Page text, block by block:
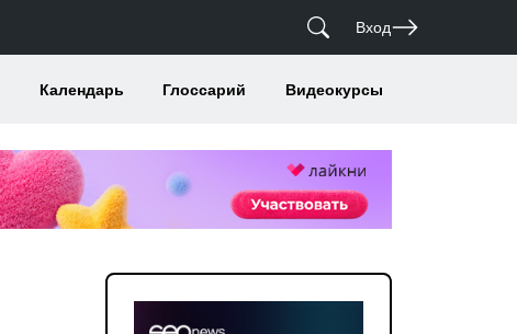
Вход
Календарь Глоссарий Видеокурсы